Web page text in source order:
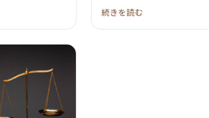
続きを読む